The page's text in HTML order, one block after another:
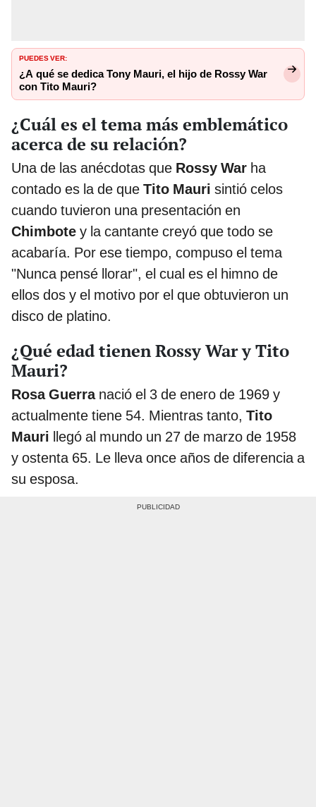
PUEDES VER:
¿A qué se dedica Tony Mauri, el hijo de Rossy War
con Tito Mauri?
¿Cuál es el tema más emblemático
acerca de su relación?
Una de las anécdotas que Rossy War ha
contado es la de que Tito Mauri sintió celos
cuando tuvieron una presentación en
Chimbote y la cantante creyó que todo se
acabaría. Por ese tiempo, compuso el tema
"Nunca pensé llorar", el cual es el himno de
ellos dos y el motivo por el que obtuvieron un
disco de platino.
¿Qué edad tienen Rossy War y Tito
Mauri?
Rosa Guerra nació el 3 de enero de 1969 y
actualmente tiene 54. Mientras tanto, Tito
Mauri llegó al mundo un 27 de marzo de 1958
y ostenta 65. Le lleva once años de diferencia a
su esposa.